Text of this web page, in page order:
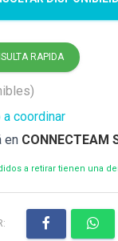
RAPIDA
a coordinar
en CONNECTEAM
a retirar tienen una